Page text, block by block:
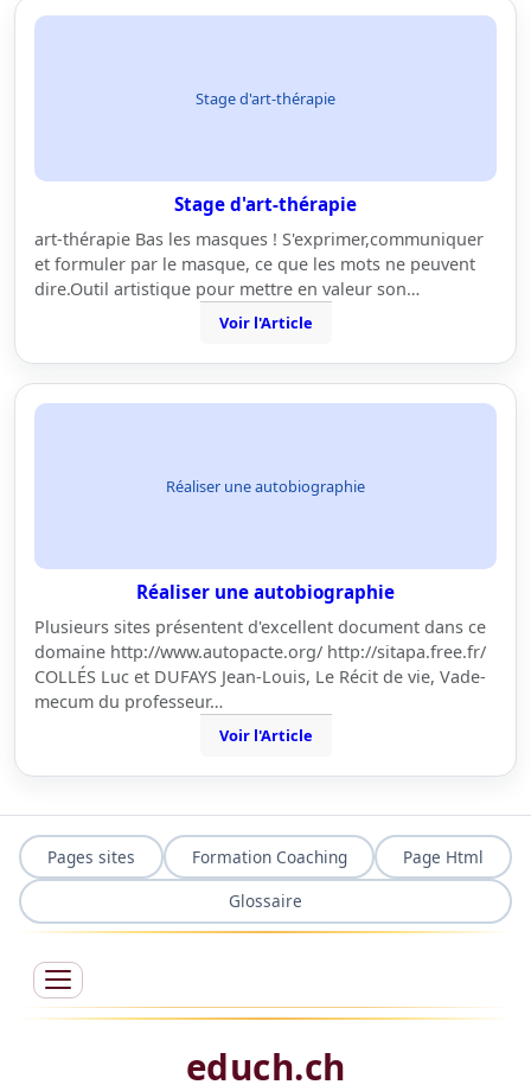
Stage d'art-thérapie
Stage d'art-thérapie
art-thérapie Bas les masques ! S'exprimer,communiquer
et formuler par le masque, ce que les mots ne peuvent
dire.Outil artistique pour mettre en valeur son…
Voir l'Article
Réaliser une autobiographie
Réaliser une autobiographie
Plusieurs sites présentent d'excellent document dans ce
domaine http://www.autopacte.org/ http://sitapa.free.fr/
COLLÉS Luc et DUFAYS Jean-Louis, Le Récit de vie, Vade-
mecum du professeur…
Voir l'Article
Pages sites Formation Coaching
Page Html
Glossaire
educh.ch